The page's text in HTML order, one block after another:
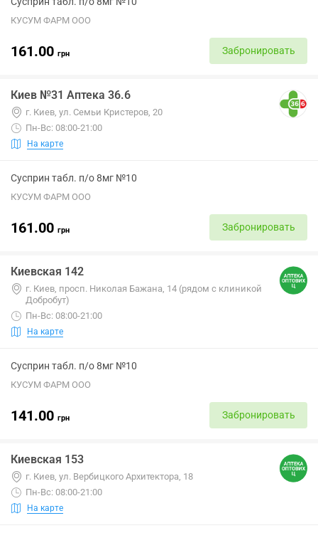
КУСУМ ФАРМ ООО
161.00 грн Забронировать
Киев №31 Аптека 36.6
г. Киев, ул. Семьи Кристеров, 20
Пн-Вс: 08:00-21:00
На карте
Сусприн табл. п/о 8мг №10
КУСУМ ФАРМ ООО
161.00 грн Забронировать
Киевская 142
г. Киев, просп. Николая Бажана, 14 (рядом с клиникой
Добробут)
Пн-Вс: 08:00-21:00
На карте
Сусприн табл. п/о 8мг №10
КУСУМ ФАРМ ООО
141.00 грн Забронировать
Киевская 153
г. Киев, ул. Вербицкого Архитектора, 18
Пн-Вс: 08:00-21:00
На карте